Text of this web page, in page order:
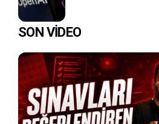
SON VİDEO